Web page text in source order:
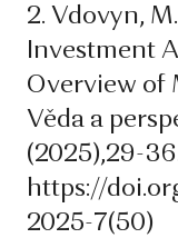
2. Vdovyn,
Investment
Overview of
Věda a
(2025),29-
https://
2025-7(50)